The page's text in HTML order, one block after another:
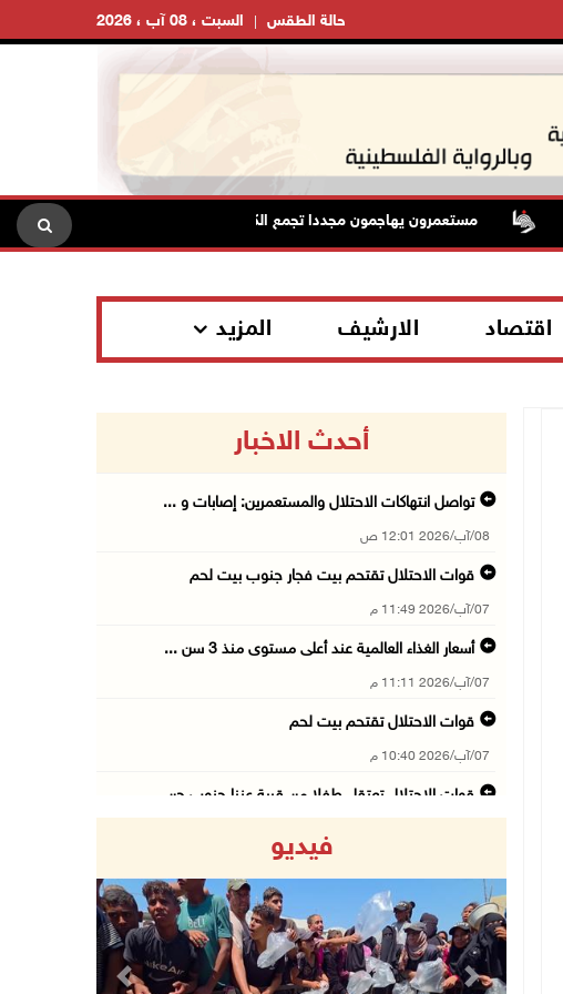
السبت ، 08 آب ، 2026 حالة الطقس
مستعمرون يهاجمون مجددا تجمع الكعابنة شرق الطيبة برام الله
اقتصاد الارشيف المزيد
أحدث الاخبار
تواصل انتهاكات الاحتلال والمستعمرين: إصابات و ...
08/آب/2026 12:01 ص
قوات الاحتلال تقتحم بيت فجار جنوب بيت لحم
07/آب/2026 11:49 م
أسعار الغذاء العالمية عند أعلى مستوى منذ 3 سن ...
07/آب/2026 11:11 م
قوات الاحتلال تقتحم بيت لحم
07/آب/2026 10:40 م
قوات الاحتلال تعتقل طفلا من قرية عنزا جنوب جن ...
07/آب/2026 10:15 م
الاحتلال يعيق تنقل المواطنين ويقتحم بلدات شرق ...
07/آب/2026 08:52 م
فيديو
Previous Next